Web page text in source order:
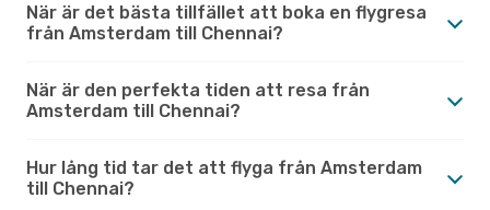
När är det bästa tillfället att boka en flygresa
från Amsterdam till Chennai?
När är den perfekta tiden att resa från
Amsterdam till Chennai?
Hur lång tid tar det att flyga från Amsterdam
till Chennai?